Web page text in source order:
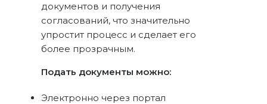
документов и получения
согласований, что значительно
упростит процесс и сделает его
более прозрачным.
Подать документы можно:
Электронно через портал